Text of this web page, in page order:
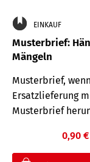
EINKAUF
Musterbrief:
Mängeln
Musterbrief,
Ersatzlieferung
Musterbrief
0,90 €